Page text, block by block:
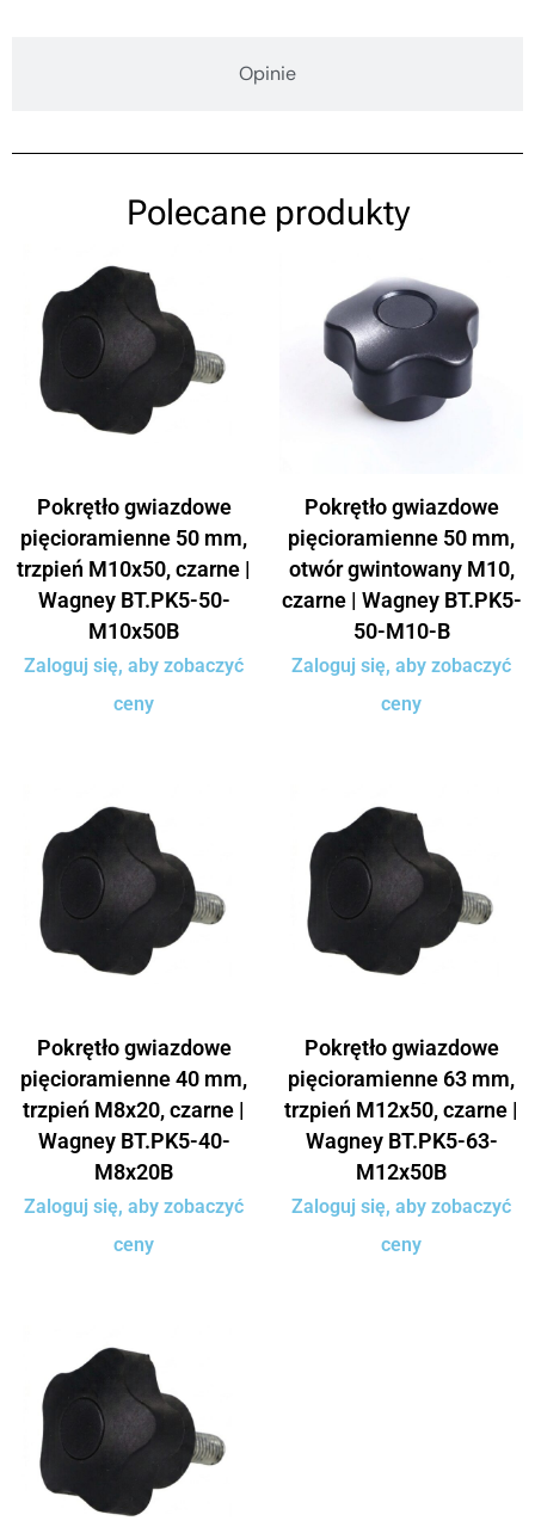
Opinie
Polecane produkty
Pokrętło gwiazdowe
pięcioramienne 50 mm,
trzpień M10x50, czarne |
Wagney BT.PK5-50-
M10x50B
Zaloguj się, aby zobaczyć
ceny
Pokrętło gwiazdowe
pięcioramienne 50 mm,
otwór gwintowany M10,
czarne | Wagney BT.PK5-
50-M10-B
Zaloguj się, aby zobaczyć
ceny
Pokrętło gwiazdowe
pięcioramienne 40 mm,
trzpień M8x20, czarne |
Wagney BT.PK5-40-
M8x20B
Zaloguj się, aby zobaczyć
ceny
Pokrętło gwiazdowe
pięcioramienne 63 mm,
trzpień M12x50, czarne |
Wagney BT.PK5-63-
M12x50B
Zaloguj się, aby zobaczyć
ceny